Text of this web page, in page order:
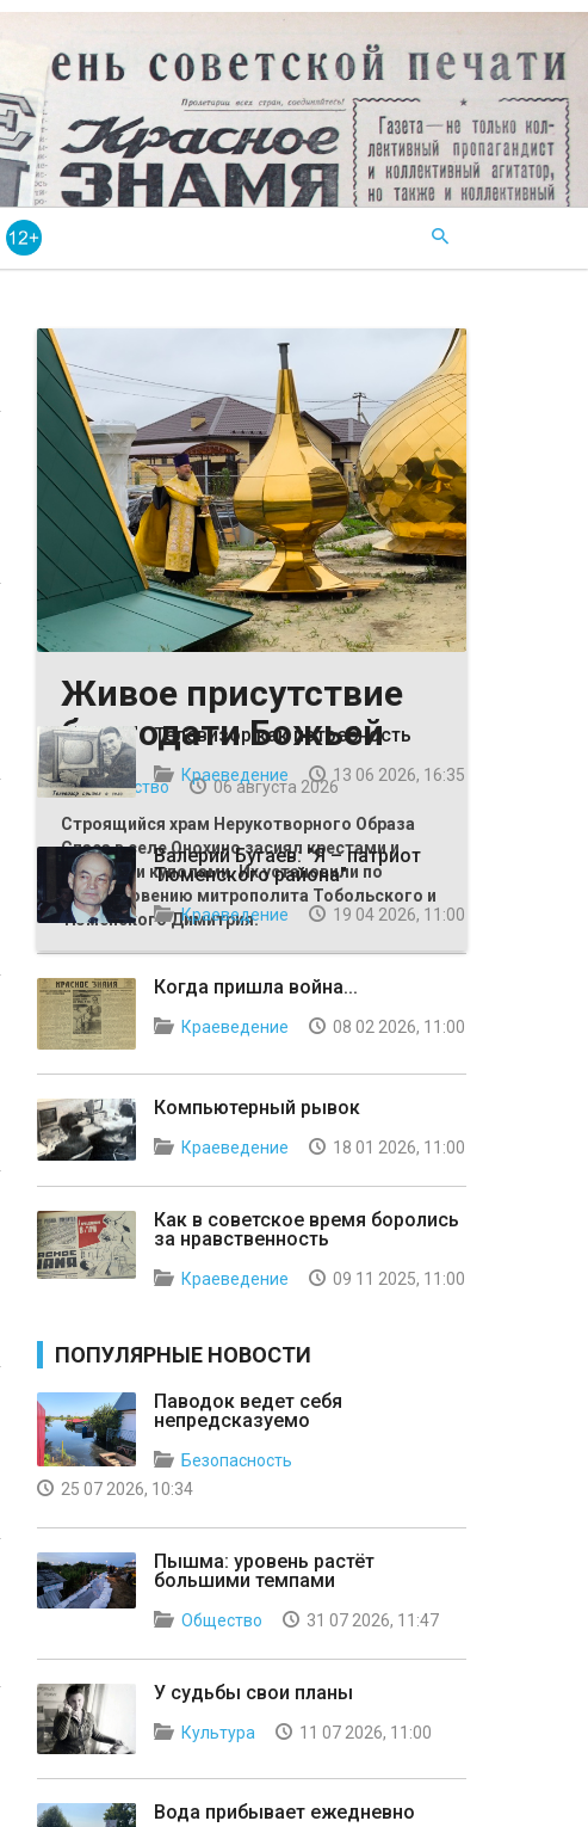
Живое присутствие
благодати Божьей
Общество
06 августа 2026
Строящийся храм Нерукотворного Образа
Спаса в селе Онохино засиял крестами и
главными куполами. Их установили по
благословению митрополита Тобольского и
Тюменского Димитрия.
ВЫБОР РЕДАКЦИИ
Телевизор как потребность
Краеведение 13 06 2026, 16:35
Валерий Бугаев: "Я – патриот
Тюменского района"
Краеведение 19 04 2026, 11:00
Когда пришла война...
Краеведение 08 02 2026, 11:00
Компьютерный рывок
Краеведение 18 01 2026, 11:00
Как в советское время боролись
за нравственность
Краеведение 09 11 2025, 11:00
ПОПУЛЯРНЫЕ НОВОСТИ
Паводок ведет себя
непредсказуемо
Безопасность
25 07 2026, 10:34
Пышма: уровень растёт
большими темпами
Общество 31 07 2026, 11:47
У судьбы свои планы
Культура 11 07 2026, 11:00
Вода прибывает ежедневно